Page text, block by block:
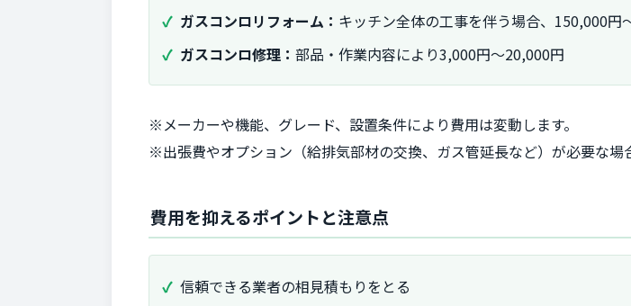
ガスコンロリフォーム： キッチン全体の工事を伴う場合、150,000円
ガスコンロ修理： 部品・作業内容により3,000円～20,000円
※メーカーや機能、グレード、設置条件により費用は変動します。
※出張費やオプション（給排気部材の交換、ガス管延長など）が必要な場
費用を抑えるポイントと注意点
信頼できる業者の相見積もりをとる